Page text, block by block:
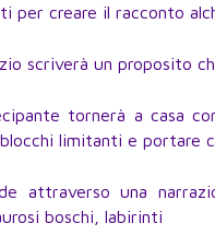
per creare il racconto
scriverà un proposito
tornerà a casa
limitanti e portare
attraverso una
boschi, labirinti